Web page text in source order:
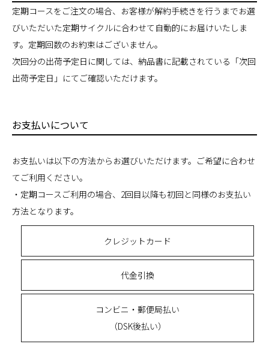
定期コースをご注文の場合、お客様が解約手続きを行うまでお選
びいただいた定期サイクルに合わせて自動的にお届けいたしま
す。定期回数のお約束はございません。
次回分の出荷予定日に関しては、納品書に記載されている「次回
出荷予定日」にてご確認いただけます。
お支払いについて
お支払いは以下の方法からお選びいただけます。ご希望に合わせ
てご利用ください。
・定期コースご利用の場合、2回目以降も初回と同様のお支払い
方法となります。
クレジットカード
代金引換
コンビニ・郵便局払い
（DSK後払い）